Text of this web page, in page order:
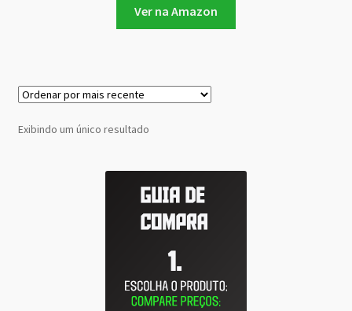
Ver na Amazon
Exibindo um único resultado